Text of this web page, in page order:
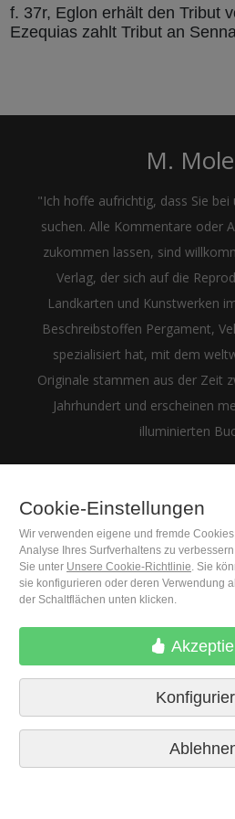
f. 37r, Eglon erhält den Tribut
Ezequias zahlt Tribut an
M.
"Ich hoffe aufrichtig, dass Sie bei
suchen. Alle Kommentare oder
zukommen lassen, sind
Verlag, der sich auf die
Landkarten und Kunstwerken
Beschreibstoffen Pergament,
spezialisiert hat, mit dem
Originale stammen aus der Zeit
Jahrhundert und erscheinen
illuminierten
(+34) 932 402
M. Moleiro Editor,
Travesera de Gracia,
E08021 Barcelona
Cookie-Einstellungen
Wir verwenden eigene und fremde
Analyse Ihres Surfverhaltens zu
Sie unter Unsere Cookie-Richtlinie. Sie
sie konfigurieren oder deren Verwendung
der Schaltflächen unten klicken.